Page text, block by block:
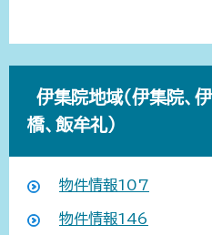
伊集院地域（伊集院、
橋、飯牟礼）
物件情報107
物件情報146